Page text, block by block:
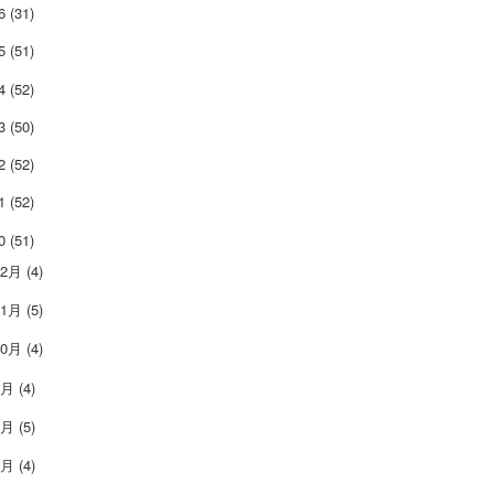
(31)
(51)
(52)
(50)
(52)
(52)
(51)
月 (4)
月 (5)
月 (4)
(4)
(5)
(4)